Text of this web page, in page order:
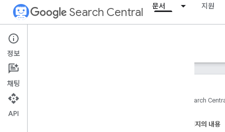
Search Central 문서 지원
Documentation
소개
검색엔진 최적화 기초
Search
이 페이지의 내용
정보
채팅
API